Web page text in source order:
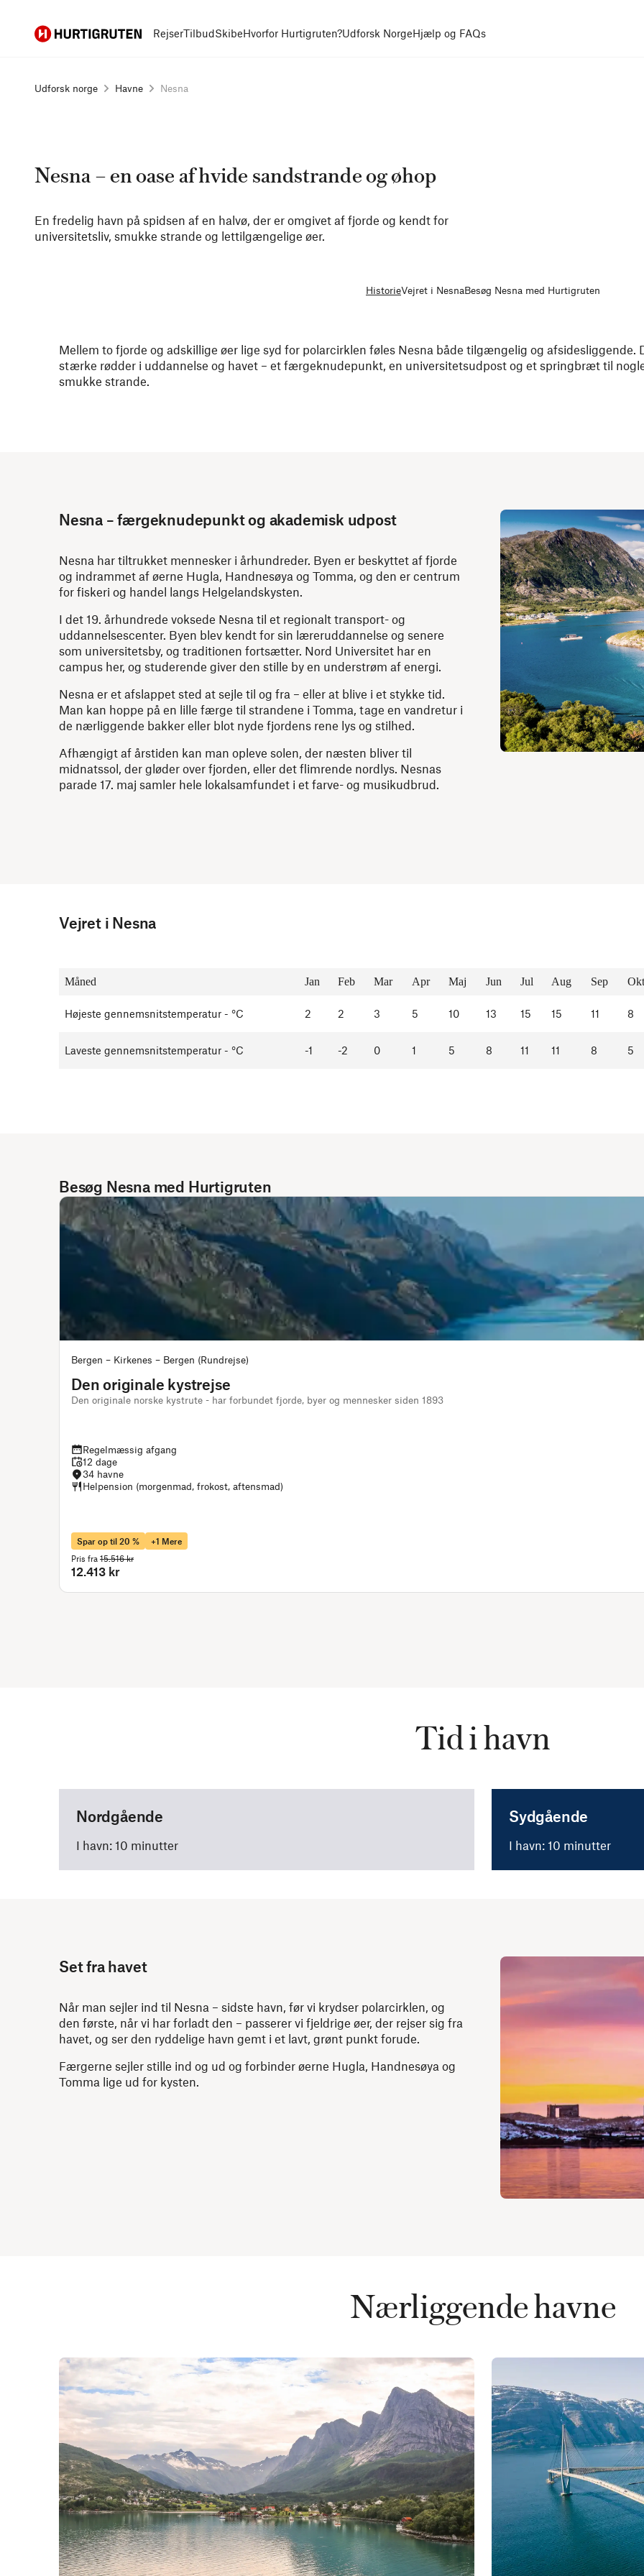
Hurtigruten RejserTilbudSkibeHvorfor Hurtigruten?Udforsk NorgeHjælp og FAQs
Udforsk norge Havne Nesna
Nesna – en oase af hvide sandstrande og øhop
En fredelig havn på spidsen af en halvø, der er omgivet af fjorde og kendt for
universitetsliv, smukke strande og lettilgængelige øer.
HistorieVejret i NesnaBesøg Nesna med Hurtigruten
Mellem to fjorde og adskillige øer lige syd for polarcirklen føles Nesna både tilgængelig og afsidesliggende.
stærke rødder i uddannelse og havet – et færgeknudepunkt, en universitetsudpost og et springbræt til
smukke strande.
Nesna – færgeknudepunkt og akademisk udpost
Nesna har tiltrukket mennesker i århundreder. Byen er beskyttet af fjorde
og indrammet af øerne Hugla, Handnesøya og Tomma, og den er centrum
for fiskeri og handel langs Helgelandskysten.
I det 19. århundrede voksede Nesna til et regionalt transport- og
uddannelsescenter. Byen blev kendt for sin læreruddannelse og senere
som universitetsby, og traditionen fortsætter. Nord Universitet har en
campus her, og studerende giver den stille by en understrøm af energi.
Nesna er et afslappet sted at sejle til og fra – eller at blive i et stykke tid.
Man kan hoppe på en lille færge til strandene i Tomma, tage en vandretur i
de nærliggende bakker eller blot nyde fjordens rene lys og stilhed.
Afhængigt af årstiden kan man opleve solen, der næsten bliver til
midnatssol, der gløder over fjorden, eller det flimrende nordlys. Nesnas
parade 17. maj samler hele lokalsamfundet i et farve- og musikudbrud.
Vejret i Nesna
Måned Jan Feb Mar Apr Maj Jun Jul Aug Sep Okt
Højeste gennemsnitstemperatur - °C 2 2 3 5 10 13 15 15 11 8
Laveste gennemsnitstemperatur - °C -1 -2 0 1 5 8 11 11 8 5
Besøg Nesna med Hurtigruten
Bergen – Kirkenes – Bergen (Rundrejse)
Den originale kystrejse
Den originale norske kystrute - har forbundet fjorde, byer og mennesker siden 1893
Regelmæssig afgang
12 dage
34 havne
Helpension (morgenmad, frokost, aftensmad)
Spar op til 20 %
+1 Mere
Pris fra 15.516 kr
12.413 kr
Tid i havn
Nordgående
I havn: 10 minutter
Sydgående
I havn: 10 minutter
Set fra havet
Når man sejler ind til Nesna – sidste havn, før vi krydser polarcirklen, og
den første, når vi har forladt den – passerer vi fjeldrige øer, der rejser sig fra
havet, og ser den ryddelige havn gemt i et lavt, grønt punkt forude.
Færgerne sejler stille ind og ud og forbinder øerne Hugla, Handnesøya og
Tomma lige ud for kysten.
Nærliggende havne